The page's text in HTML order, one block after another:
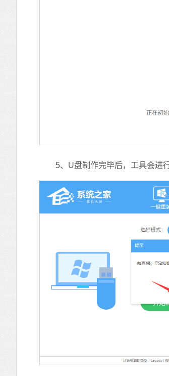
5、U盘制作完毕后，工具会进行